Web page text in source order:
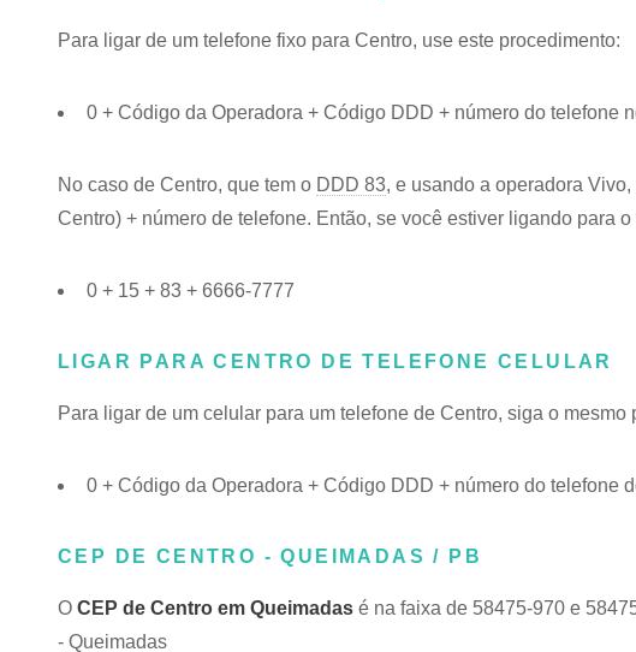
Para ligar de um telefone fixo para Centro, use este procedimento:
0 + Código da Operadora + Código DDD + número do telefone
No caso de Centro, que tem o DDD 83, e usando a operadora
Centro) + número de telefone. Então, se você estiver ligando para
0 + 15 + 83 + 6666-7777
LIGAR PARA CENTRO DE TELEFONE CELULAR
Para ligar de um celular para um telefone de Centro, siga o mesmo
0 + Código da Operadora + Código DDD + número do telefone
CEP DE CENTRO - QUEIMADAS / PB
O CEP de Centro em Queimadas é na faixa de 58475-970 e
- Queimadas